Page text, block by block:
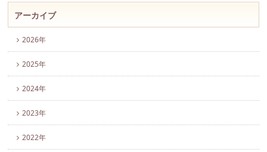
アーカイブ
2026年
2025年
2024年
2023年
2022年